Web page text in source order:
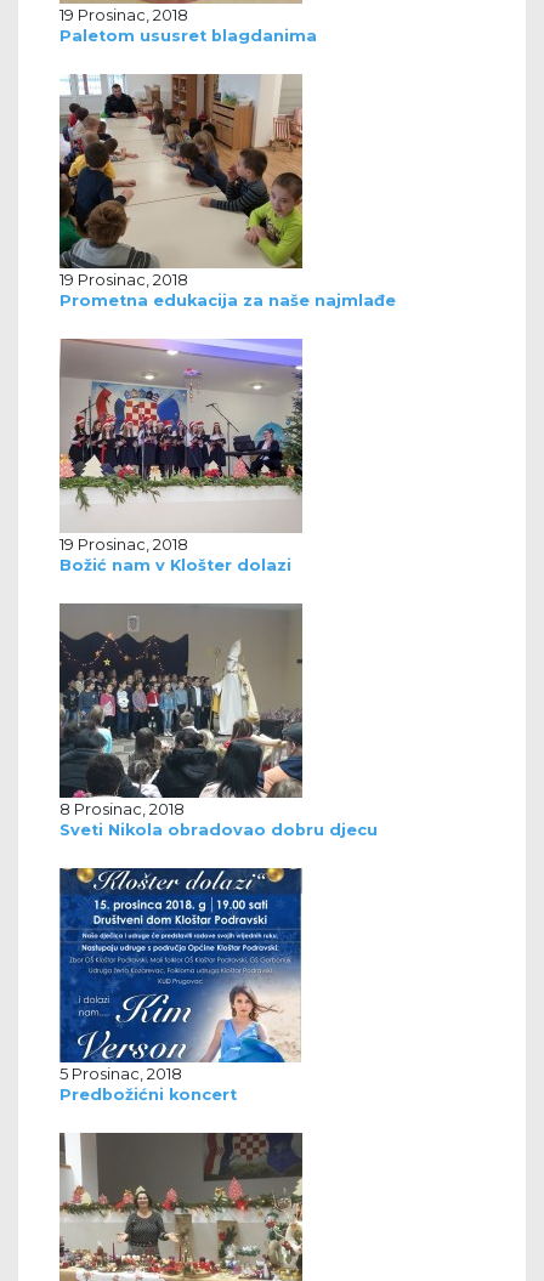
19 Prosinac, 2018
Paletom ususret blagdanima
19 Prosinac, 2018
Prometna edukacija za naše najmlađe
19 Prosinac, 2018
Božić nam v Klošter dolazi
8 Prosinac, 2018
Sveti Nikola obradovao dobru djecu
5 Prosinac, 2018
Predbožićni koncert